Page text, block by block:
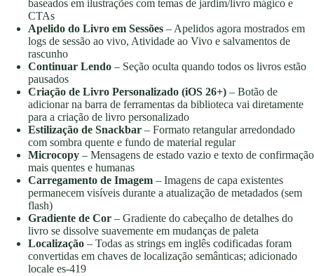
baseados em ilustrações com temas de jardim/livro mágico e
CTAs
Apelido do Livro em Sessões – Apelidos agora mostrados em
logs de sessão ao vivo, Atividade ao Vivo e salvamentos de
rascunho
Continuar Lendo – Seção oculta quando todos os livros estão
pausados
Criação de Livro Personalizado (iOS 26+) – Botão de
adicionar na barra de ferramentas da biblioteca vai diretamente
para a criação de livro personalizado
Estilização de Snackbar – Formato retangular arredondado
com sombra quente e fundo de material regular
Microcopy – Mensagens de estado vazio e texto de confirmação
mais quentes e humanas
Carregamento de Imagem – Imagens de capa existentes
permanecem visíveis durante a atualização de metadados (sem
flash)
Gradiente de Cor – Gradiente do cabeçalho de detalhes do
livro se dissolve suavemente em mudanças de paleta
Localização – Todas as strings em inglês codificadas foram
convertidas em chaves de localização semânticas; adicionado
locale es-419